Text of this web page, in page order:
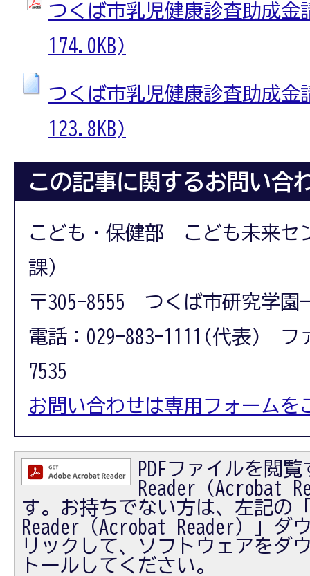
つくば市乳児健康診査助成金
174.0KB)
つくば市乳児健康診査助成
123.8KB)
この記事に関するお問い合
こども・保健部 こども未来セ
課）
〒305-8555 つくば市研究学園
電話：029-883-1111(代表) フ
7535
お問い合わせは専用フォームを
PDFファイルを閲
Reader（Acrobat
す。お持ちでない方は、左記の
Reader（Acrobat Reader）」ダ
リックして、ソフトウェアをダ
トールしてください。